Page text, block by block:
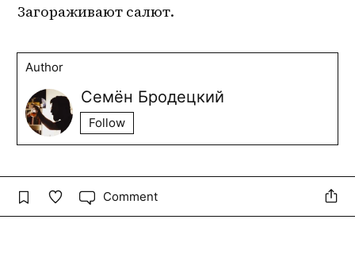
Загораживают салют.
Author
Семён Бродецкий
Follow
Comment